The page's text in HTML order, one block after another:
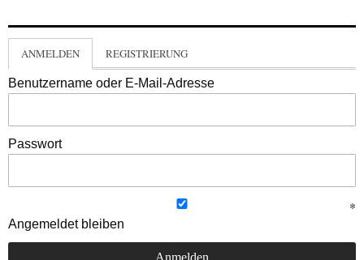
ANMELDEN REGISTRIERUNG
Benutzername oder E-Mail-Adresse
Passwort
Angemeldet bleiben